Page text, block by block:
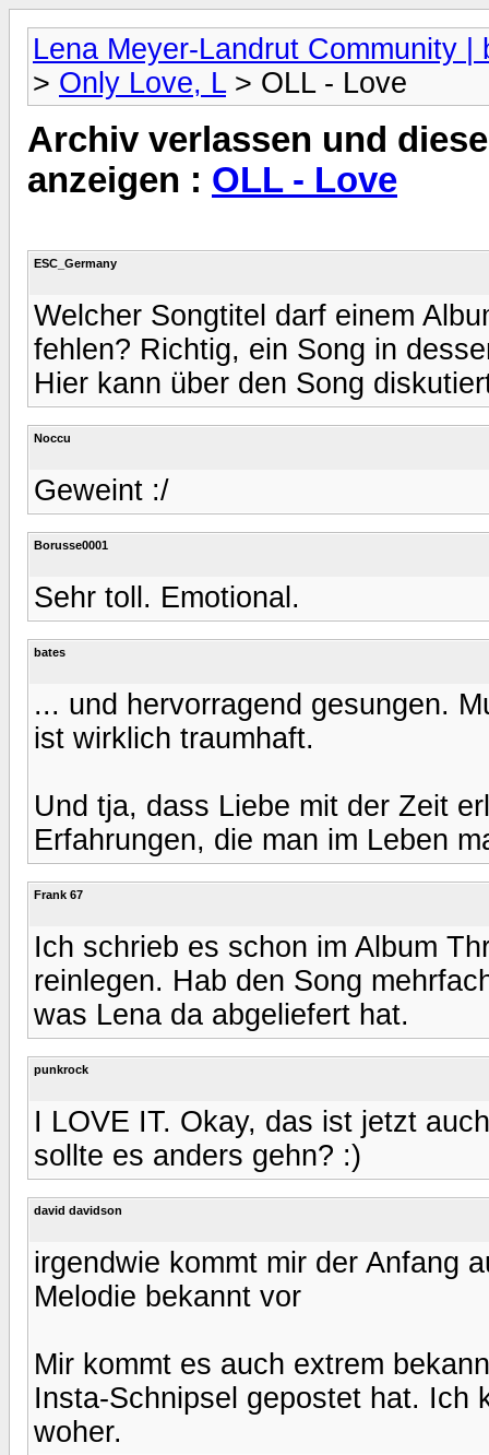
Lena Meyer-Landrut Community |
> Only Love, L> OLL - Love
Archiv verlassen und
anzeigen : OLL - Love
ESC_Germany
Welcher Songtitel darf einem
fehlen? Richtig, ein Song in
Hier kann über den Song
Noccu
Geweint :/
Borusse0001
Sehr toll. Emotional.
bates
... und hervorragend gesungen.
ist wirklich traumhaft.
Und tja, dass Liebe mit der Zeit
Erfahrungen, die man im Leben
Frank 67
Ich schrieb es schon im Album
reinlegen. Hab den Song
was Lena da abgeliefert hat.
punkrock
I LOVE IT. Okay, das ist jetzt
sollte es anders gehn? :)
david davidson
irgendwie kommt mir der Anfang
Melodie bekannt vor
Mir kommt es auch extrem
Insta-Schnipsel gepostet hat. Ich
woher.